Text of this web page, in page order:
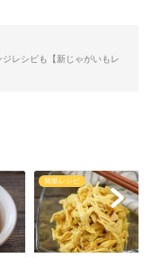
レシピも【新じゃがいもレ
簡単レシピ